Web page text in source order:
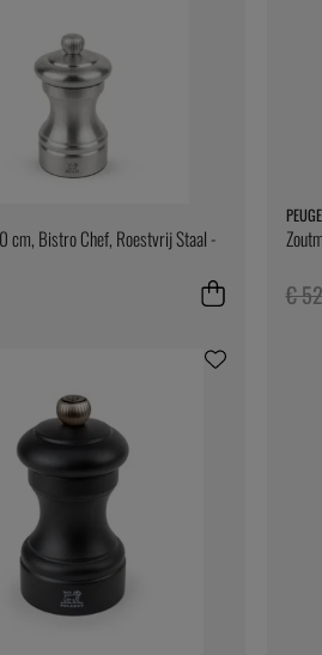
cm, Bistro Chef, Roestvrij Staal -
€ 52